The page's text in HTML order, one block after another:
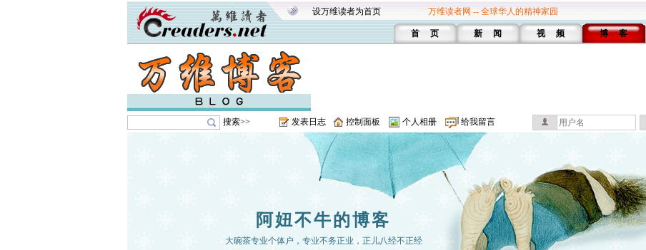
设万维读者为首页 万维读者网 -- 全球华人的精神家园
首 页 新 闻 视 频 博 客
搜索>> 发表日志 控制面板 个人相册 给我留言
阿妞不牛的博客
大碗茶专业个体户，专业不务正业，正儿八经不正经